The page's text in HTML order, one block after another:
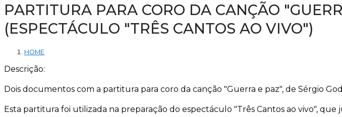
PARTITURA PARA CORO DA CANÇÃO
(ESPECTÁCULO "TRÊS CANTOS AO VIVO")
HOME
Descrição:
Dois documentos com a partitura para coro da canção "Guerra e paz", de Sérgio
Esta partitura foi utilizada na preparação do espectáculo "Três Cantos ao vivo",